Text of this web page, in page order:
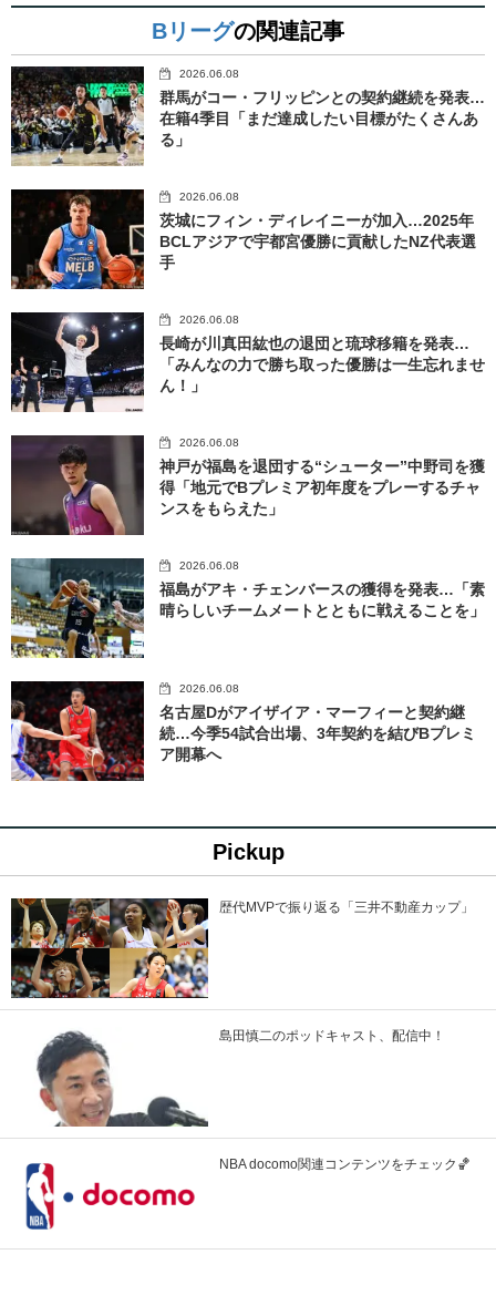
Bリーグの関連記事
2026.06.08
群馬がコー・フリッピンとの契約継続を発表…
在籍4季目「まだ達成したい目標がたくさんあ
る」
2026.06.08
茨城にフィン・ディレイニーが加入…2025年
BCLアジアで宇都宮優勝に貢献したNZ代表選
手
2026.06.08
長崎が川真田紘也の退団と琉球移籍を発表…
「みんなの力で勝ち取った優勝は一生忘れませ
ん！」
2026.06.08
神戸が福島を退団する“シューター”中野司を獲
得「地元でBプレミア初年度をプレーするチャ
ンスをもらえた」
2026.06.08
福島がアキ・チェンバースの獲得を発表…「素
晴らしいチームメートとともに戦えることを」
2026.06.08
名古屋Dがアイザイア・マーフィーと契約継
続…今季54試合出場、3年契約を結びBプレミ
ア開幕へ
Pickup
歴代MVPで振り返る「三井不動産カップ」
島田慎二のポッドキャスト、配信中！
NBA docomo関連コンテンツをチェック🏀